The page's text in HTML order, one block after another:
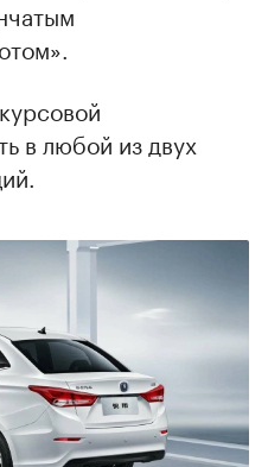
в любой из двух